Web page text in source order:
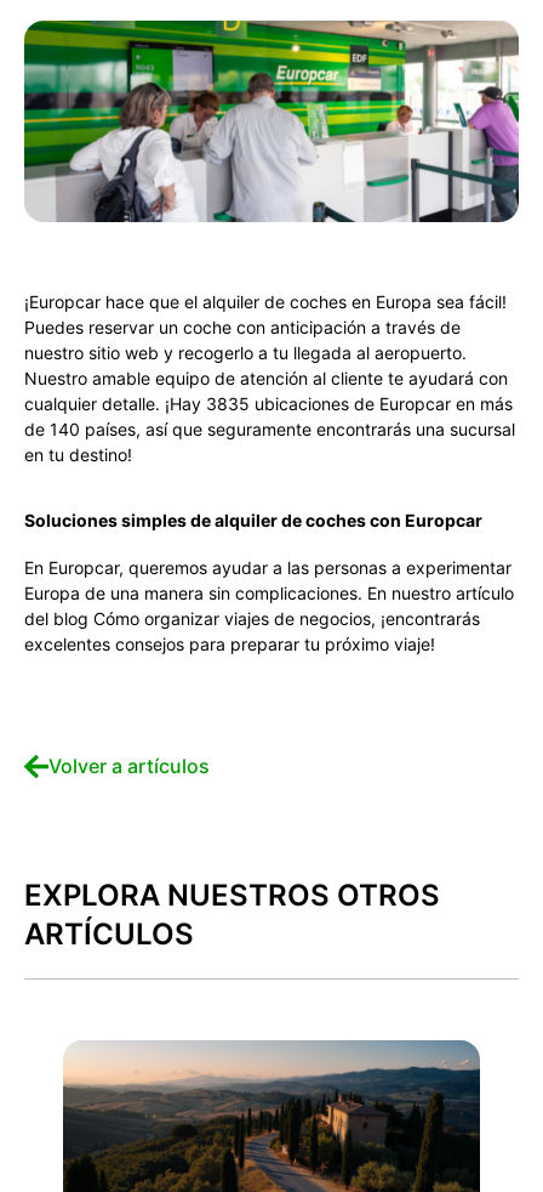
¡Europcar hace que el alquiler de coches en Europa sea fácil!
Puedes reservar un coche con anticipación a través de
nuestro sitio web y recogerlo a tu llegada al aeropuerto.
Nuestro amable equipo de atención al cliente te ayudará con
cualquier detalle. ¡Hay 3835 ubicaciones de Europcar en más
de 140 países, así que seguramente encontrarás una sucursal
en tu destino!
Soluciones simples de alquiler de coches con Europcar
En Europcar, queremos ayudar a las personas a experimentar
Europa de una manera sin complicaciones. En nuestro artículo
del blog Cómo organizar viajes de negocios, ¡encontrarás
excelentes consejos para preparar tu próximo viaje!
Volver a artículos
EXPLORA NUESTROS OTROS
ARTÍCULOS